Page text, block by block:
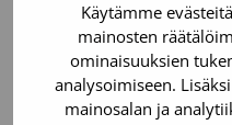
Käytämme
mainosten
ominaisuuksien
analysoimiseen.
mainosalan ja
Voit
Olet täysi-